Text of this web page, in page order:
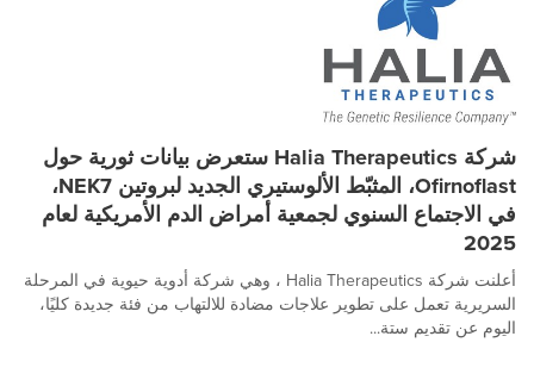
شركة Halia Therapeutics ستعرض بيانات ثورية حول
Ofirnoflast، المثبّط الألوستيري الجديد لبروتين NEK7،
في الاجتماع السنوي لجمعية أمراض الدم الأمريكية لعام
2025
أعلنت شركة Halia Therapeutics ، وهي شركة أدوية حيوية في المرحلة
السريرية تعمل على تطوير علاجات مضادة للالتهاب من فئة جديدة كليًا،
اليوم عن تقديم ستة...